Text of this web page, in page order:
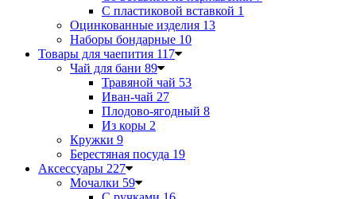
С пластиковой вставкой 1
Оцинкованные изделия 13
Наборы бондарные 10
Товары для чаепития 117
Чай для бани 89
Травяной чай 53
Иван-чай 27
Плодово-ягодный 8
Из коры 2
Кружки 9
Берестяная посуда 19
Аксессуары 227
Мочалки 59